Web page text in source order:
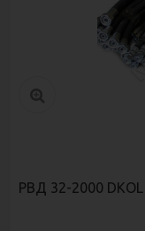
РВД 32-2000